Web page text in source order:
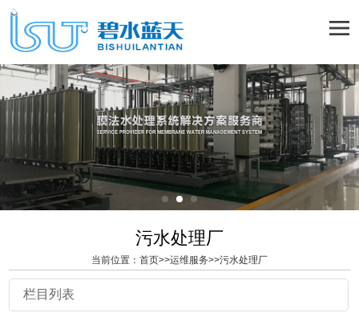
污水处理厂
当前位置： 首页>>运维服务>>污水处理厂
栏目列表